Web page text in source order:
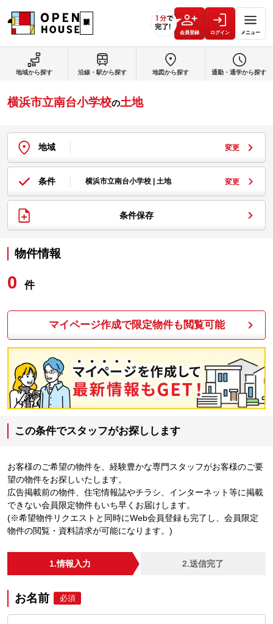
会員登録 ログイン メニュー
横浜市立南台小学校の土地
地域 変更
条件 横浜市立南台小学校 | 土地 変更
条件保存
物件情報
0 件
マイページ作成で限定物件も閲覧可能
この条件でスタッフがお探しします
お客様のご希望の物件を、経験豊かな専門スタッフがお客様のご要
望の物件をお探しいたします。
広告掲載前の物件、住宅情報誌やチラシ、インターネット等に掲載
できない会員限定物件もいち早くお届けします。
(※希望物件リクエストと同時にWeb会員登録も完了し、会員限定
物件の閲覧・資料請求が可能になります。)
1.情報入力 2.送信完了
お名前 必須
地域から探す 沿線・駅から探す 地図から探す 通勤・通学から探す